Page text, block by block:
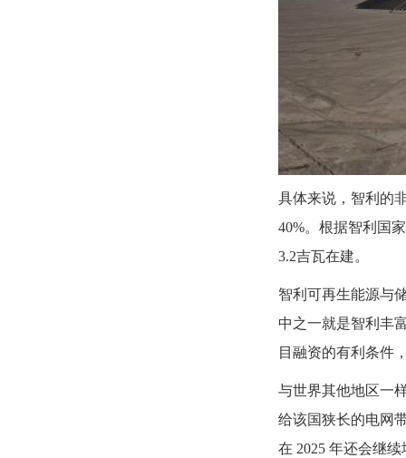
具体来说，智利的
40%。根据智利国
3.2吉瓦在建。
智利可再生能源与
中之一就是智利丰
目融资的有利条件
与世界其他地区一
给该国狭长的电网
在 2025 年还会继